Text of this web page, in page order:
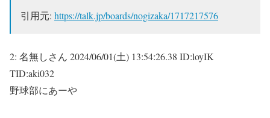
引用元: https://talk.jp/boards/nogizaka/1717217576
2: 名無しさん 2024/06/01(土) 13:54:26.38 ID:loyIK
TID:aki032
野球部にあーや